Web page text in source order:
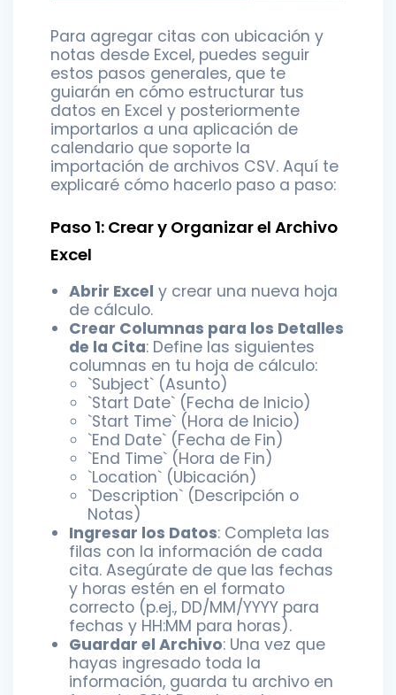
Para agregar citas con ubicación y
notas desde Excel, puedes seguir
estos pasos generales, que te
guiarán en cómo estructurar tus
datos en Excel y posteriormente
importarlos a una aplicación de
calendario que soporte la
importación de archivos CSV. Aquí te
explicaré cómo hacerlo paso a paso:
Paso 1: Crear y Organizar el Archivo
Excel
Abrir Excel y crear una nueva hoja
de cálculo.
Crear Columnas para los Detalles
de la Cita: Define las siguientes
columnas en tu hoja de cálculo:
`Subject` (Asunto)
`Start Date` (Fecha de Inicio)
`Start Time` (Hora de Inicio)
`End Date` (Fecha de Fin)
`End Time` (Hora de Fin)
`Location` (Ubicación)
`Description` (Descripción o
Notas)
Ingresar los Datos: Completa las
filas con la información de cada
cita. Asegúrate de que las fechas
y horas estén en el formato
correcto (p.ej., DD/MM/YYYY para
fechas y HH:MM para horas).
Guardar el Archivo: Una vez que
hayas ingresado toda la
información, guarda tu archivo en